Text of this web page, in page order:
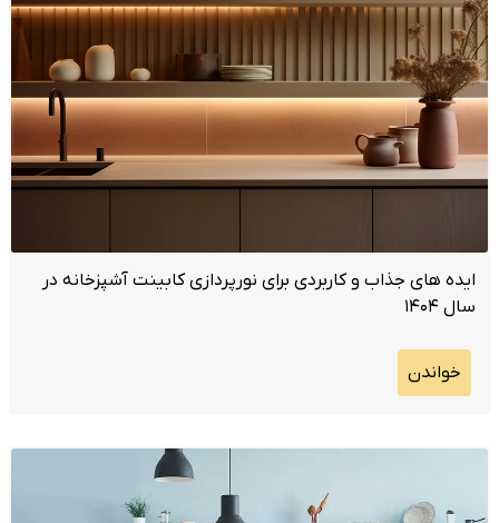
ایده های جذاب و کاربردی برای نورپردازی کابینت آشپزخانه در
سال ۱۴۰۴
خواندن